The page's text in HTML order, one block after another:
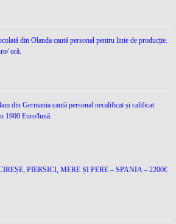
din Olanda caută personal pentru linie de producție.
oră.
din Germania caută personal necalificat și calificat
1900 Euro/lună.
PIERSICI, MERE ȘI PERE – SPANIA – 2200€